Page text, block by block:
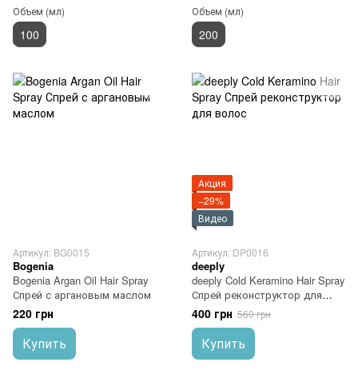
Объем (мл)
100
Объем (мл)
200
Артикул: BG0015
Bogenia
Bogenia Argan Oil Hair Spray
Спрей с аргановым маслом
220 грн
Купить
Акция
−29%
Видео
Артикул: DP0016
deeply
deeply Cold Keramino Hair Spray
Спрей реконструктор для
волос
400 грн 560 грн
Купить